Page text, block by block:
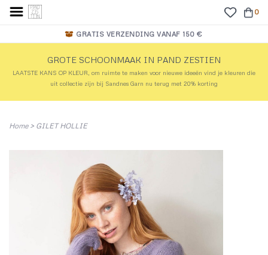
0
GRATIS VERZENDING VANAF 150 €
GROTE SCHOONMAAK IN PAND ZESTIEN
LAATSTE KANS OP KLEUR, om ruimte te maken voor nieuwe ideeën vind je kleuren die
uit collectie zijn bij Sandnes Garn nu terug met 20% korting
Home> GILET HOLLIE